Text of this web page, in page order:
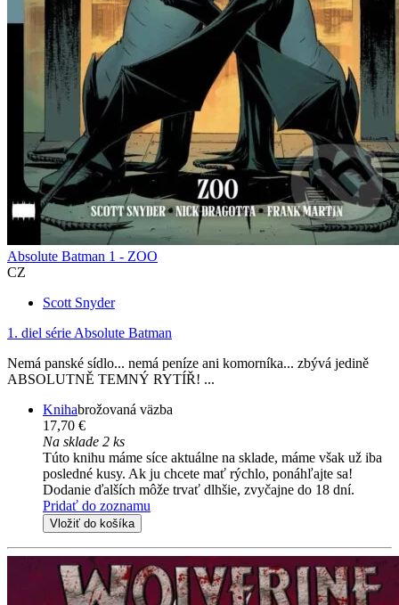
Absolute Batman 1 - ZOO
CZ
Scott Snyder
1. diel série Absolute Batman
Nemá panské sídlo... nemá peníze ani komorníka... zbývá jedině
ABSOLUTNĚ TEMNÝ RYTÍŘ! ...
Knihabrožovaná väzba
17,70 €
Na sklade 2 ks
Túto knihu máme síce aktuálne na sklade, máme však už iba
posledné kusy. Ak ju chcete mať rýchlo, ponáhľajte sa!
Dodanie ďalších môže trvať dlhšie, zvyčajne do 18 dní.
Pridať do zoznamu
Vložiť do košíka